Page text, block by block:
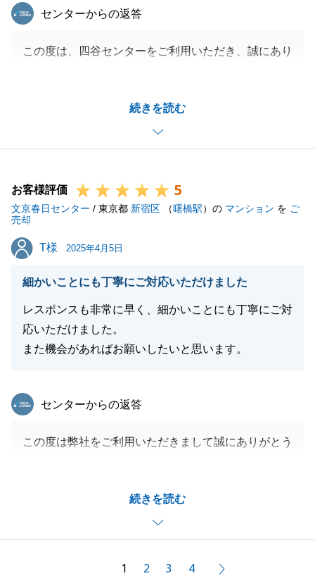
続きを読む
東急リバブル
センターからの返答
この度は、四谷センターをご利用いただき、誠にあり
させていただきましたが、K様、T様の多大なるご協
力もあり、無事ご決済、お引渡しまで終えることがで
きました。
お気軽にお申し付けくださいませ。
お客様評価 5
文京春日センター / 東京都 新宿区 （曙橋駅）の マンション を ご
売却
T様
T様 2025年4月5日
細かいことにも丁寧にご対応いただけました
レスポンスも非常に早く、細かいことにも丁寧にご対
応いただけました。
また機会があればお願いしたいと思います。
続きを読む
東急リバブル
センターからの返答
この度は弊社をご利用いただきまして誠にありがとう
なれて非常に嬉しく思います。
新居でのご生活でも何かお困りのことがございました
らお気軽にご相談ください。
1 2 3 4